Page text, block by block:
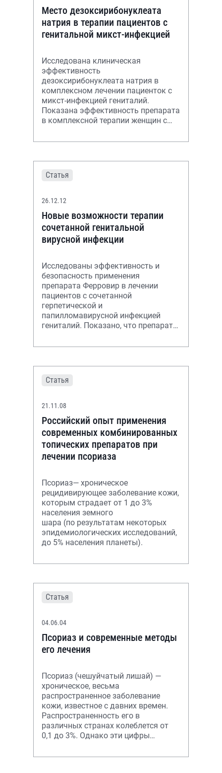
Место дезоксирибонуклеата
натрия в терапии пациентов с
генитальной микст-инфекцией
Исследована клиническая
эффективность
дезоксирибонуклеата натрия в
комплексном лечении пациенток с
микст-инфекцией гениталий.
Показана эффективность препарата
в комплексной терапии женщин с
заболеваниями урогенитального
Статья
26.12.12
Новые возможности терапии
сочетанной генитальной
вирусной инфекции
Исследованы эффективность и
безопасность применения
препарата Ферровир в лечении
пациентов с сочетанной
герпетической и
папилломавирусной инфекцией
гениталий. Показано, что препарат
звенья развития вирусной
Статья
21.11.08
Российский опыт применения
современных комбинированных
топических препаратов при
лечении псориаза
Псориаз— хроническое
рецидивирующее заболевание кожи,
которым страдает от 1 до 3%
населения земного
шара (по результатам некоторых
эпидемиологических исследований,
до 5% населения планеты).
Статья
04.06.04
Псориаз и современные методы
его лечения
Псориаз (чешуйчатый лишай) —
хроническое, весьма
распространенное заболевание
кожи, известное с давних времен.
Распространенность его в
различных странах колеблется от
0,1 до 3%. Однако эти цифры